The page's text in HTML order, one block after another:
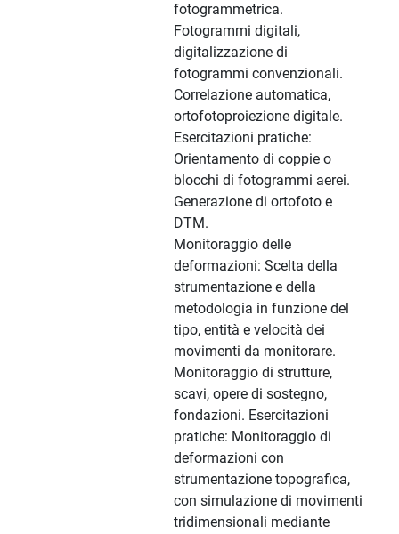
fotogrammetrica.
Fotogrammi digitali,
digitalizzazione di
fotogrammi convenzionali.
Correlazione automatica,
ortofotoproiezione digitale.
Esercitazioni pratiche:
Orientamento di coppie o
blocchi di fotogrammi aerei.
Generazione di ortofoto e
DTM.
Monitoraggio delle
deformazioni: Scelta della
strumentazione e della
metodologia in funzione del
tipo, entità e velocità dei
movimenti da monitorare.
Monitoraggio di strutture,
scavi, opere di sostegno,
fondazioni. Esercitazioni
pratiche: Monitoraggio di
deformazioni con
strumentazione topografica,
con simulazione di movimenti
tridimensionali mediante